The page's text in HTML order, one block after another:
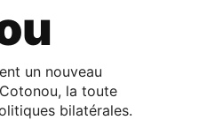
un nouveau
la toute
bilatérales.